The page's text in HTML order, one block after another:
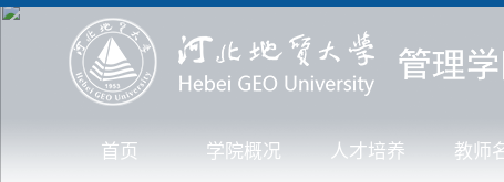
首页 学院概况 人才培养 教师